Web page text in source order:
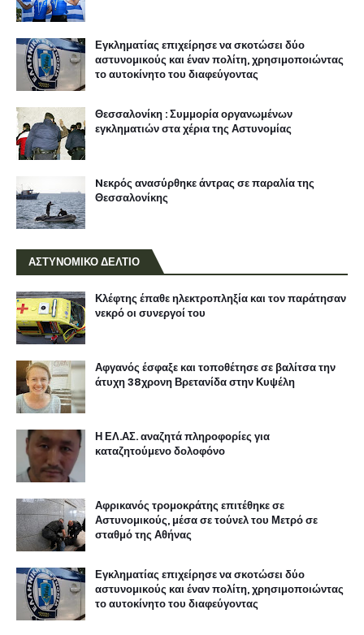
Εγκληματίας επιχείρησε να σκοτώσει δύο
αστυνομικούς και έναν πολίτη, χρησιμοποιώντας
το αυτοκίνητο του διαφεύγοντας
Θεσσαλονίκη : Συμμορία οργανωμένων
εγκληματιών στα χέρια της Αστυνομίας
Nεκρός ανασύρθηκε άντρας σε παραλία της
Θεσσαλονίκης
ΑΣΤΥΝΟΜΙΚΟ ΔΕΛΤΙΟ
Κλέφτης έπαθε ηλεκτροπληξία και τον παράτησαν
νεκρό οι συνεργοί του
Αφγανός έσφαξε και τοποθέτησε σε βαλίτσα την
άτυχη 38χρονη Βρετανίδα στην Κυψέλη
Η ΕΛ.ΑΣ. αναζητά πληροφορίες για
καταζητούμενο δολοφόνο
Αφρικανός τρομοκράτης επιτέθηκε σε
Αστυνομικούς, μέσα σε τούνελ του Μετρό σε
σταθμό της Αθήνας
Εγκληματίας επιχείρησε να σκοτώσει δύο
αστυνομικούς και έναν πολίτη, χρησιμοποιώντας
το αυτοκίνητο του διαφεύγοντας